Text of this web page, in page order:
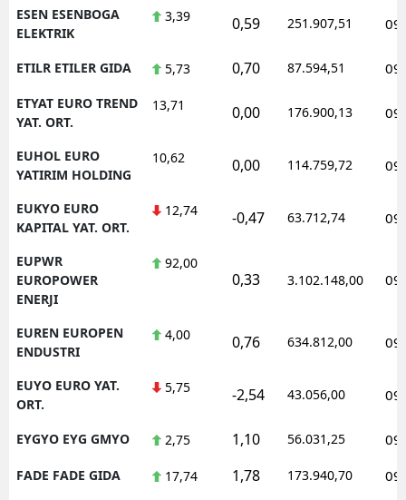
ESEN ESENBOGA
ELEKTRIK
3,39 0,59 251.907,51
ETILR ETILER GIDA 5,73 0,70 87.594,51
ETYAT EURO TREND
YAT. ORT.
13,71 0,00 176.900,13
EUHOL EURO
YATIRIM HOLDING
10,62 0,00 114.759,72
EUKYO EURO
KAPITAL YAT. ORT.
12,74 -0,47 63.712,74
EUPWR
EUROPOWER
ENERJI
92,00
0,33 3.102.148,00
EUREN EUROPEN
ENDUSTRI
4,00 0,76 634.812,00
EUYO EURO YAT.
ORT.
5,75 -2,54 43.056,00
EYGYO EYG GMYO 2,75 1,10 56.031,25
FADE FADE GIDA 17,74 1,78 173.940,70